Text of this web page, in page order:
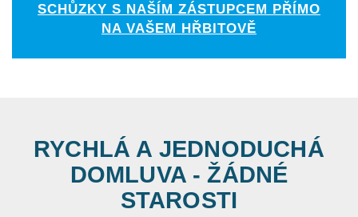
SCHŮZKY S NAŠÍM ZÁSTUPCEM PŘÍMO
NA VAŠEM HŘBITOVĚ
RYCHLÁ A JEDNODUCHÁ
DOMLUVA - ŽÁDNÉ
STAROSTI